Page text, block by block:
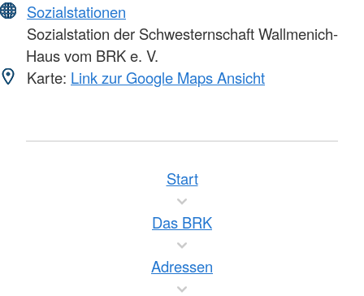
Sozialstationen
Sozialstation der Schwesternschaft Wallmenich-
Haus vom BRK e. V.
Karte: Link zur Google Maps Ansicht
Start
Das BRK
Adressen